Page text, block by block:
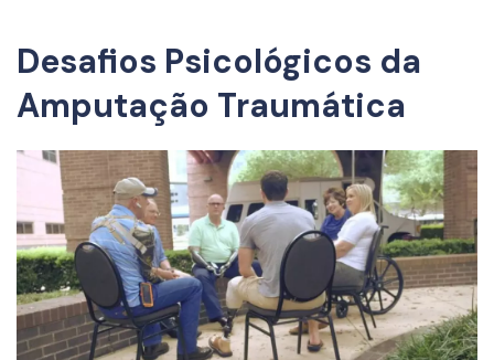
Desafios Psicológicos da
Amputação Traumática